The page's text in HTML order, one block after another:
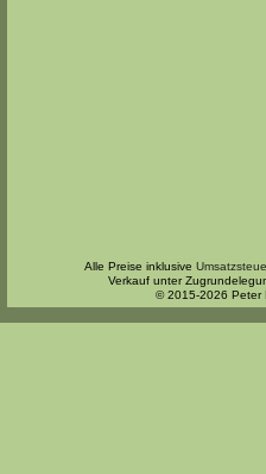
Alle Preise inklusive
Verkauf unter
© 2015-2026 Peter